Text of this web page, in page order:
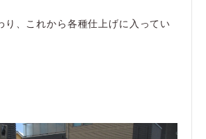
り、これから各種仕上げに入ってい